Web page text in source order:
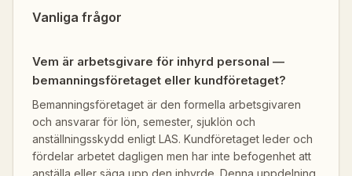
Vanliga frågor
Vem är arbetsgivare för inhyrd personal —
bemanningsföretaget eller kundföretaget?
Bemanningsföretaget är den formella arbetsgivaren
och ansvarar för lön, semester, sjuklön och
anställningsskydd enligt LAS. Kundföretaget leder och
fördelar arbetet dagligen men har inte befogenhet att
anställa eller säga upp den inhyrde. Denna uppdelning